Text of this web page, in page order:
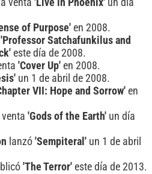
venta 'Live in Phoenix' un día
of Purpose' en 2008.
'Professor Satchafunkilus and
este día de 2008.
'Cover Up' en 2008.
un 1 de abril de 2008.
VII: Hope and Sorrow' en
'Gods of the Earth' un día
lanzó 'Sempiteral' un 1 de abril
'The Terror' este día de 2013.